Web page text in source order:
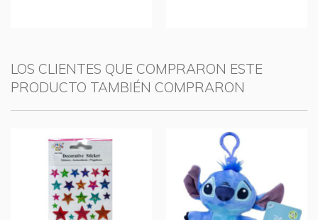
LOS CLIENTES QUE COMPRARON ESTE
PRODUCTO TAMBIÉN COMPRARON